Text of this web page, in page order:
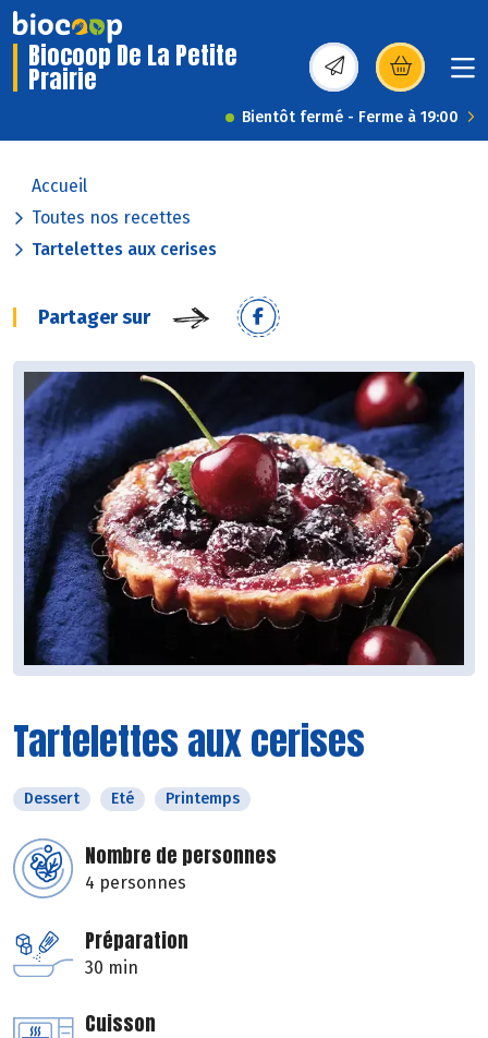
Biocoop De La Petite
Prairie (s’ouvre dans une
Bientôt fermé - Ferme à 19:00
Accueil
Toutes nos recettes
Tartelettes aux cerises
Partager sur
Tartelettes aux cerises
Dessert Eté Printemps
Nombre de personnes
4 personnes
Préparation
30 min
Cuisson